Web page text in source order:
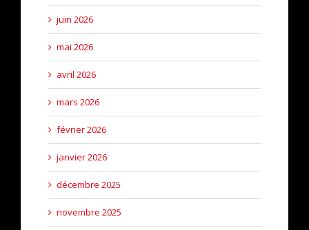
juin 2026
mai 2026
avril 2026
mars 2026
février 2026
janvier 2026
décembre 2025
novembre 2025